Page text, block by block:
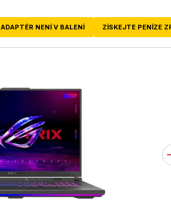
ADAPTÉR NENÍ V BALENÍ ZÍSKEJTE PENÍZE